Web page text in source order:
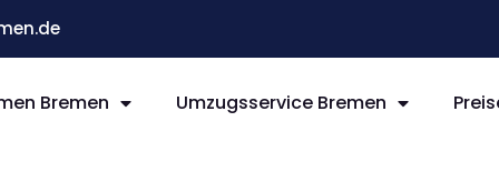
Bremen Umzugsservice Bremen